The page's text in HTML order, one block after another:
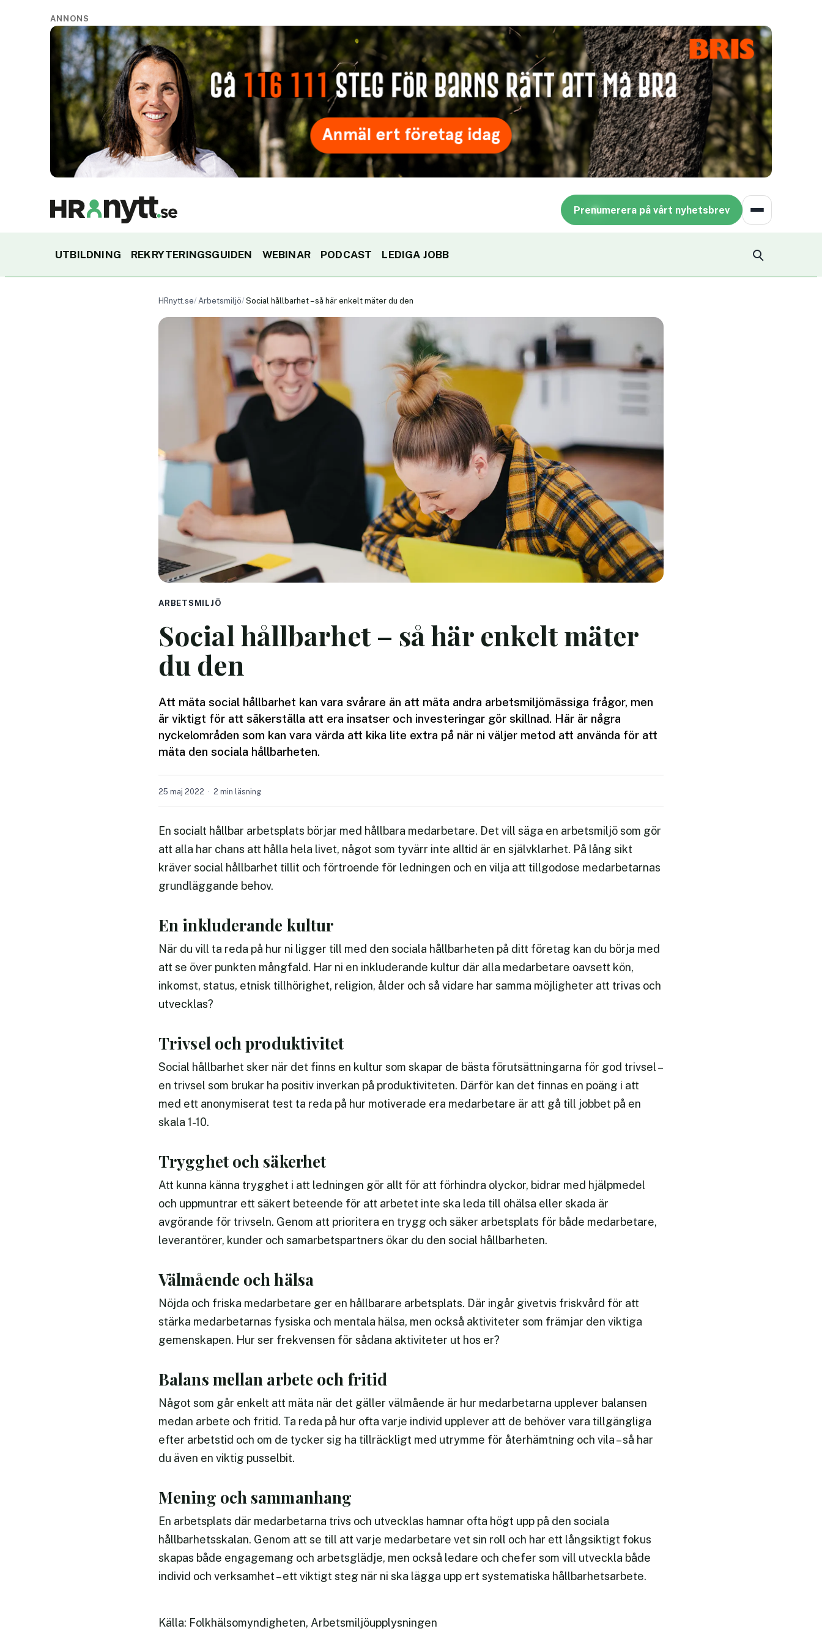
ANNONS
Prenumerera på vårt nyhetsbrev
UTBILDNING REKRYTERINGSGUIDEN WEBINAR PODCAST LEDIGA JOBB
HRnytt.se Arbetsmiljö Social hållbarhet – så här enkelt mäter du den
ARBETSMILJÖ
Social hållbarhet – så här enkelt mäter
du den
Att mäta social hållbarhet kan vara svårare än att mäta andra arbetsmiljömässiga frågor, men
är viktigt för att säkerställa att era insatser och investeringar gör skillnad. Här är några
nyckelområden som kan vara värda att kika lite extra på när ni väljer metod att använda för att
mäta den sociala hållbarheten.
25 maj 2022 2 min läsning
En socialt hållbar arbetsplats börjar med hållbara medarbetare. Det vill säga en arbetsmiljö som gör
att alla har chans att hålla hela livet, något som tyvärr inte alltid är en självklarhet. På lång sikt
kräver social hållbarhet tillit och förtroende för ledningen och en vilja att tillgodose medarbetarnas
grundläggande behov.
En inkluderande kultur
När du vill ta reda på hur ni ligger till med den sociala hållbarheten på ditt företag kan du börja med
att se över punkten mångfald. Har ni en inkluderande kultur där alla medarbetare oavsett kön,
inkomst, status, etnisk tillhörighet, religion, ålder och så vidare har samma möjligheter att trivas och
utvecklas?
Trivsel och produktivitet
Social hållbarhet sker när det finns en kultur som skapar de bästa förutsättningarna för god trivsel –
en trivsel som brukar ha positiv inverkan på produktiviteten. Därför kan det finnas en poäng i att
med ett anonymiserat test ta reda på hur motiverade era medarbetare är att gå till jobbet på en
skala 1-10.
Trygghet och säkerhet
Att kunna känna trygghet i att ledningen gör allt för att förhindra olyckor, bidrar med hjälpmedel
och uppmuntrar ett säkert beteende för att arbetet inte ska leda till ohälsa eller skada är
avgörande för trivseln. Genom att prioritera en trygg och säker arbetsplats för både medarbetare,
leverantörer, kunder och samarbetspartners ökar du den social hållbarheten.
Välmående och hälsa
Nöjda och friska medarbetare ger en hållbarare arbetsplats. Där ingår givetvis friskvård för att
stärka medarbetarnas fysiska och mentala hälsa, men också aktiviteter som främjar den viktiga
gemenskapen. Hur ser frekvensen för sådana aktiviteter ut hos er?
Balans mellan arbete och fritid
Något som går enkelt att mäta när det gäller välmående är hur medarbetarna upplever balansen
medan arbete och fritid. Ta reda på hur ofta varje individ upplever att de behöver vara tillgängliga
efter arbetstid och om de tycker sig ha tillräckligt med utrymme för återhämtning och vila – så har
du även en viktig pusselbit.
Mening och sammanhang
En arbetsplats där medarbetarna trivs och utvecklas hamnar ofta högt upp på den sociala
hållbarhetsskalan. Genom att se till att varje medarbetare vet sin roll och har ett långsiktigt fokus
skapas både engagemang och arbetsglädje, men också ledare och chefer som vill utveckla både
individ och verksamhet – ett viktigt steg när ni ska lägga upp ert systematiska hållbarhetsarbete.
Källa: Folkhälsomyndigheten, Arbetsmiljöupplysningen